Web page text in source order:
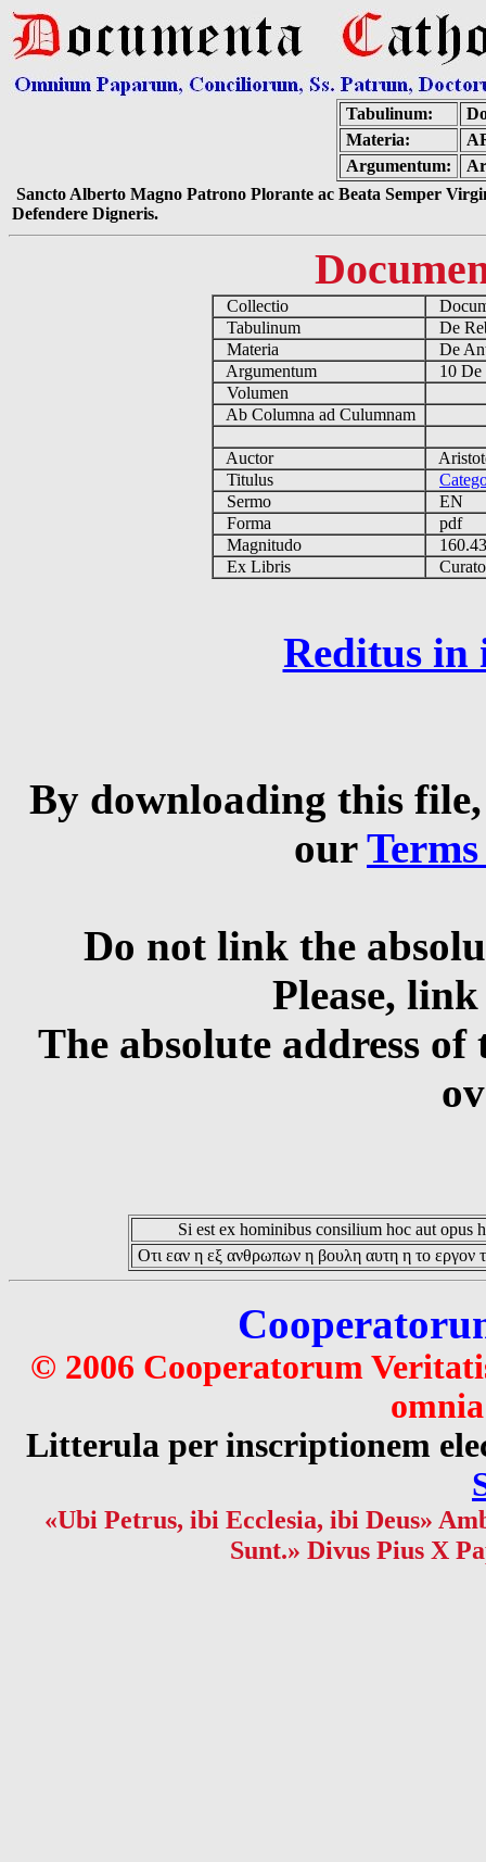
Tabulinum:
Materia:
Argumentum:
Sancto Alberto Magno Patrono Plorante ac Beata Semper
Defendere Digneris.
Collectio
Tabulinum
De
Materia
De
Argumentum
10 De
Volumen
Ab Columna ad Culumnam
Auctor
Titulus
Sermo
EN
Forma
pdf
Magnitudo
Ex Libris
Reditus in
By downloading this
our
Do not link the
Please,
The absolute address
Si est ex hominibus consilium hoc aut opus
Οτι εαν η εξ ανθρωπων η βουλη αυτη η το εργον
© 2006 Cooperatorum
Litterula per inscriptionem
«Ubi Petrus, ibi Ecclesia, ibi Deus»
Sunt.» Divus Pius X